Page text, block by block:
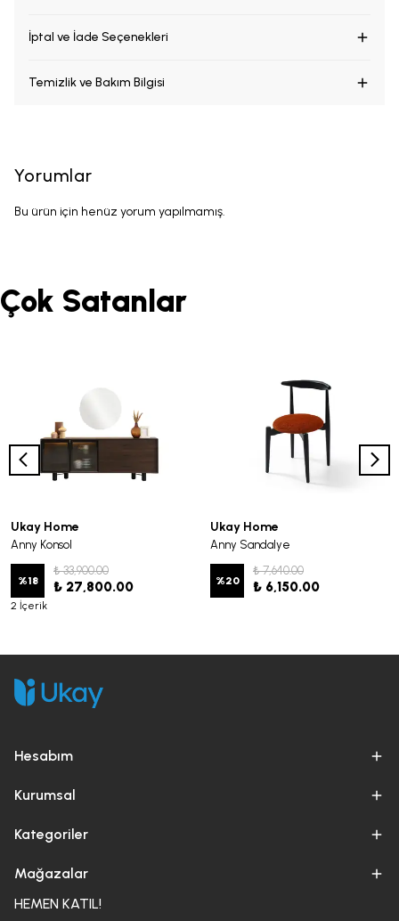
İptal ve İade Seçenekleri
Temizlik ve Bakım Bilgisi
Yorumlar
Bu ürün için henüz yorum yapılmamış.
Çok Satanlar
Ukay Home
Anny Konsol
%18
₺ 33,900.00
₺ 27,800.00
2 İçerik
Ukay Home
Anny Sandalye
%20
₺ 7,640.00
₺ 6,150.00
Hesabım
Kurumsal
Kategoriler
Mağazalar
HEMEN KATIL!